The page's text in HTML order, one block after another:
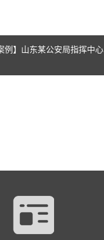
例】山东某公安局指挥中心